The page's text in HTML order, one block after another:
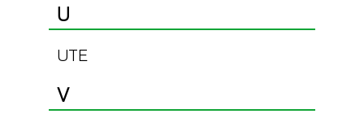
U
UTE
V